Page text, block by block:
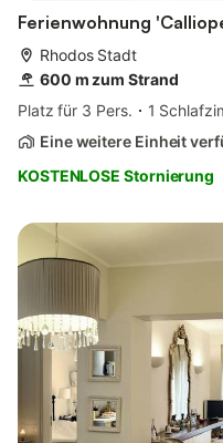
Ferienwohnung
Rhodos Stadt
600 m zum Strand
Platz für 3 Pers.
1
Eine weitere Einheit
KOSTENLOSE Stornierung